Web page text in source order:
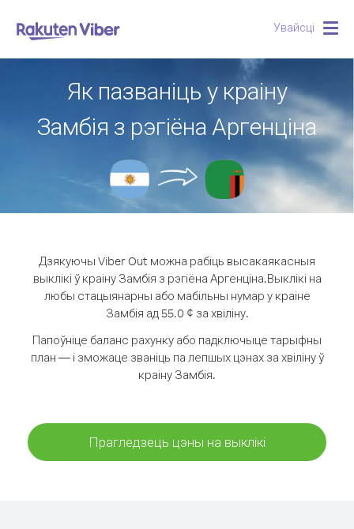
Увайсці
Як пазваніць у краіну
Замбія з рэгіёна Аргенціна
Дзякуючы Viber Out можна рабіць высакаякасныя
выклікі ў краіну Замбія з рэгіёна Аргенціна.Выклікі на
любы стацыянарны або мабільны нумар у краіне
Замбія ад 55.0 ¢ за хвіліну.
Папоўніце баланс рахунку або падключыце тарыфны
план — і зможаце званіць па лепшых цэнах за хвіліну ў
краіну Замбія.
Прагледзець цэны на выклікі